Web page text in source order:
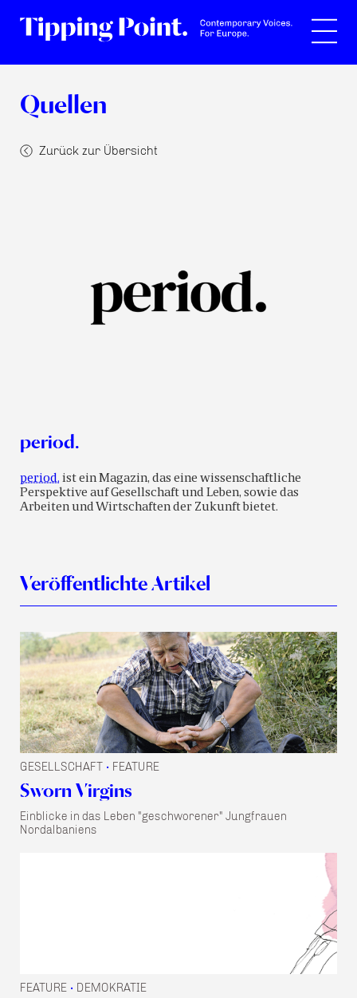
Quellen
Zurück zur Übersicht
period.
period. ist ein Magazin, das eine wissenschaftliche
Perspektive auf Gesellschaft und Leben, sowie das
Arbeiten und Wirtschaften der Zukunft bietet.
Veröffentlichte Artikel
GESELLSCHAFT • FEATURE
Sworn Virgins
Einblicke in das Leben "geschworener" Jungfrauen
Nordalbaniens
FEATURE • DEMOKRATIE